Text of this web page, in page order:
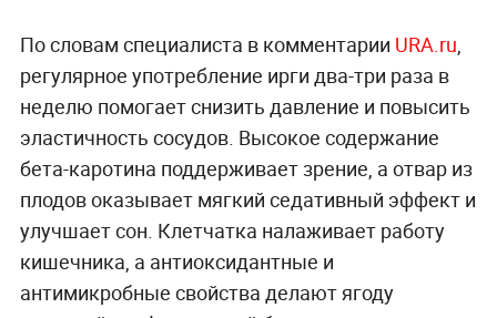
По словам специалиста в комментарии URA.ru,
регулярное употребление ирги два-три раза в
неделю помогает снизить давление и повысить
эластичность сосудов. Высокое содержание
бета-каротина поддерживает зрение, а отвар из
плодов оказывает мягкий седативный эффект и
улучшает сон. Клетчатка налаживает работу
кишечника, а антиоксидантные и
антимикробные свойства делают ягоду